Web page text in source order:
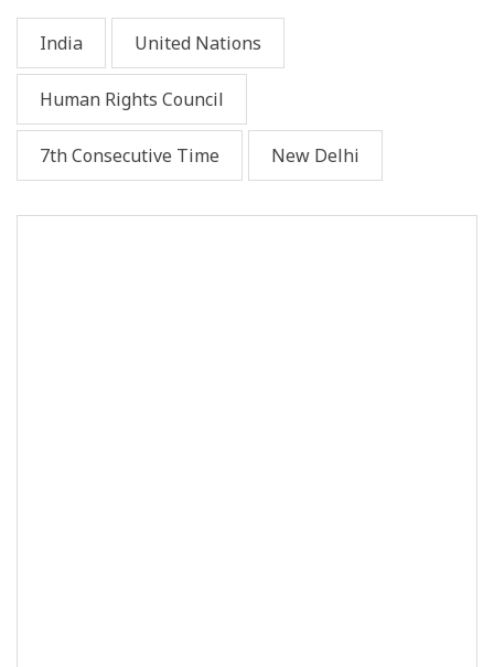
India United Nations
Human Rights Council
7th Consecutive Time New Delhi